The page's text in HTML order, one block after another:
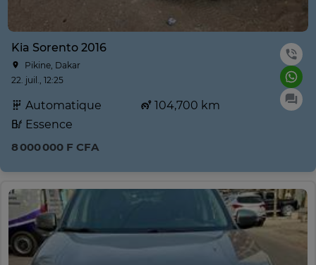
Kia Sorento 2016
Pikine, Dakar
22. juil., 12:25
Automatique
104,700 km
Essence
8 000 000 F CFA